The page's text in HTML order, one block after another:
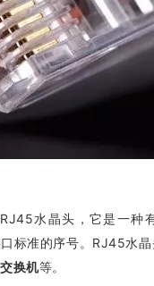
水晶头，它是一种
标准的序号。RJ45水
换机等。